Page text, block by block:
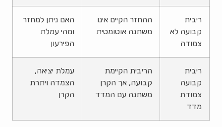
ריבית
קבועה לא
צמודה
ההחזר הקיים אינו
משתנה אוטומטית
האם ניתן למחזר
ומהי עמלת
הפירעון
ריבית
קבועה
צמודת
מדד
הריבית הקיימת
קבועה, אך הקרן
משתנה עם המדד
עמלת יציאה,
הצמדה ויתרת
הקרן